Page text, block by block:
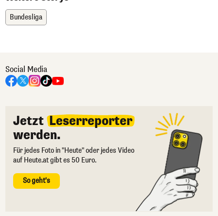
Bundesliga
Social Media
Jetzt Leserreporter
werden.
Für jedes Foto in "Heute" oder jedes Video
auf Heute.at gibt es 50 Euro.
So geht's